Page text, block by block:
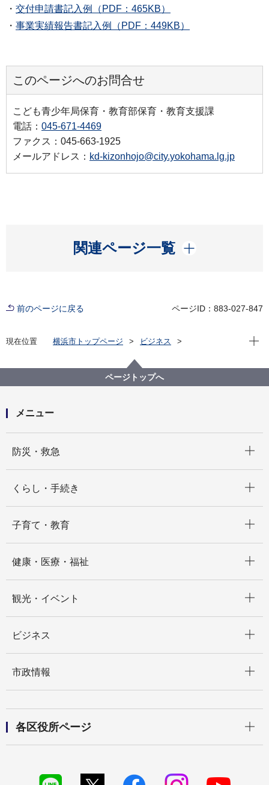
・ 交付申請書記入例（PDF：465KB）
・ 事業実績報告書記入例（PDF：449KB）
このページへのお問合せ
こども青少年局保育・教育部保育・教育支援課
電話： 045-671-4469
ファクス：045-663-1925
メールアドレス： kd-kizonhojo@city.yokohama.lg.jp
関連ページ一覧
開く
前のページに戻る ページID：883-027-847
現在位置 横浜市トップページ
ビジネス
令和８年度横浜市保育士環境改善事業補助金について
現在
ページトップへ
メニュー
防災・救急
くらし・手続き
子育て・教育
健康・医療・福祉
観光・イベント
ビジネス
市政情報
各区役所ページ